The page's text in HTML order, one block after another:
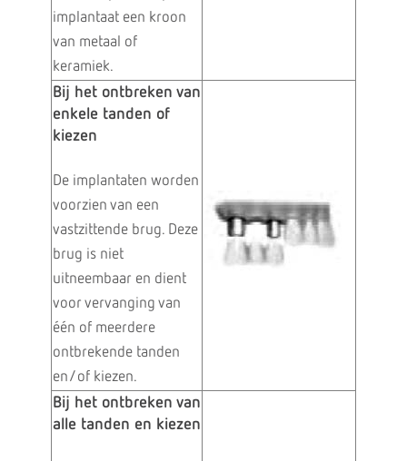
implantaat een kroon
van metaal of
keramiek.
Bij het ontbreken van
enkele tanden of
kiezen
De implantaten worden
voorzien van een
vastzittende brug. Deze
brug is niet
uitneembaar en dient
voor vervanging van
één of meerdere
ontbrekende tanden
en/of kiezen.
Bij het ontbreken van
alle tanden en kiezen